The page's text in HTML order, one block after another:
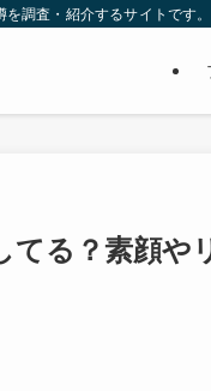
調査・紹介するサイトです。
る？素顔や